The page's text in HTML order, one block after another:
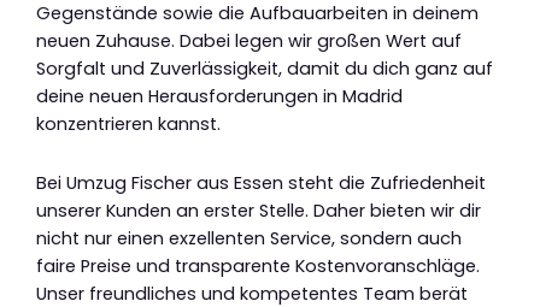
Gegenstände sowie die Aufbauarbeiten in deinem
neuen Zuhause. Dabei legen wir großen Wert auf
Sorgfalt und Zuverlässigkeit, damit du dich ganz auf
deine neuen Herausforderungen in Madrid
konzentrieren kannst.
Bei Umzug Fischer aus Essen steht die Zufriedenheit
unserer Kunden an erster Stelle. Daher bieten wir dir
nicht nur einen exzellenten Service, sondern auch
faire Preise und transparente Kostenvoranschläge.
Unser freundliches und kompetentes Team berät